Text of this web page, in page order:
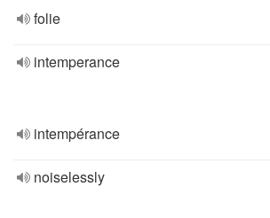
folie
intemperance
intempérance
noiselessly